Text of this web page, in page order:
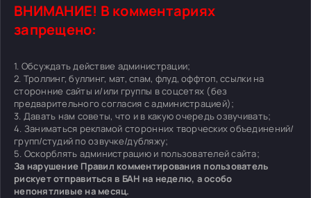
ВНИМАНИЕ! В комментариях
запрещено:
1. Обсуждать действие администрации;
2. Троллинг, буллинг, мат, спам, флуд, оффтоп, ссылки на
сторонние сайты и/или группы в соцсетях (без
предварительного согласия с администрацией);
3. Давать нам советы, что и в какую очередь озвучивать;
4. Заниматься рекламой сторонних творческих объединений/
групп/студий по озвучке/дубляжу;
5. Оскорблять администрацию и пользователей сайта;
За нарушение Правил комментирования пользователь
рискует отправиться в БАН на неделю, а особо
непонятливые на месяц.